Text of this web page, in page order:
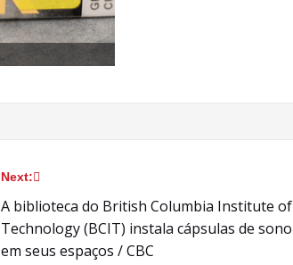
Next:
A biblioteca do British Columbia Institute of
Technology (BCIT) instala cápsulas de sono
em seus espaços / CBC